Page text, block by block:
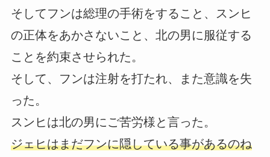
そしてフンは総理の手術をすること、スンヒ
の正体をあかさないこと、北の男に服従する
ことを約束させられた。
そして、フンは注射を打たれ、また意識を失
った。
スンヒは北の男にご苦労様と言った。
ジェヒはまだフンに隠している事があるのね